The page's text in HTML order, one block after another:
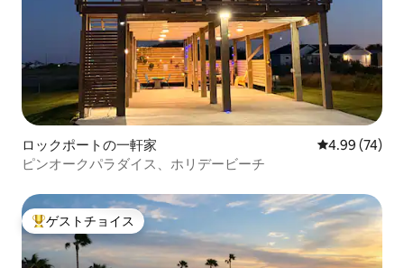
ロックポートの一軒家 レビュー74
4.99 (74)
ピンオークパラダイス、ホリデービーチ
大好評のゲストチョイスです。
ゲストチョイス